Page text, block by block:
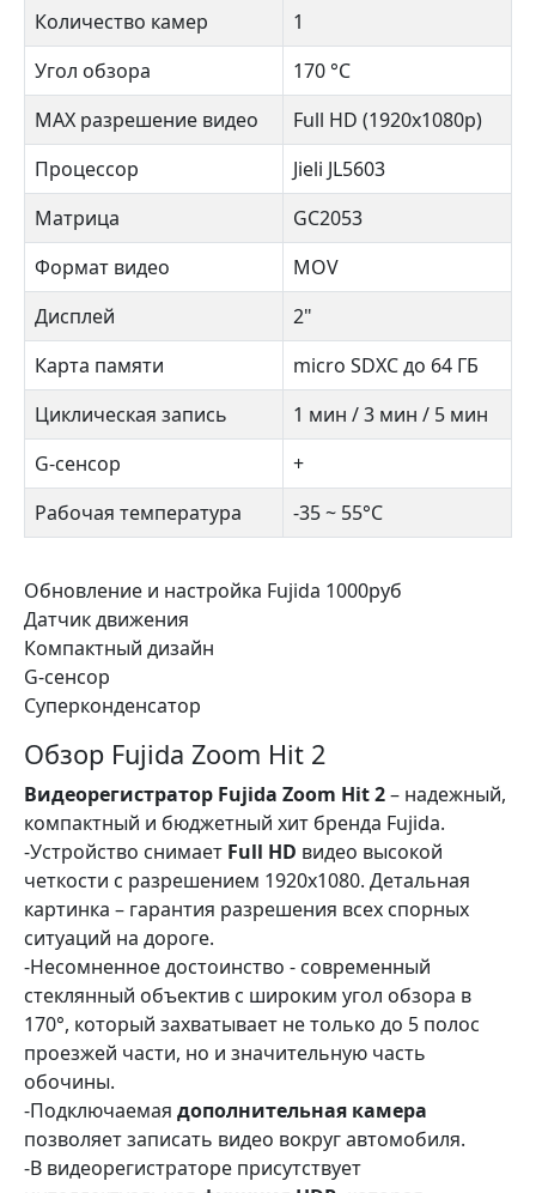
Количество камер
1
Угол обзора
170 °С
MAX разрешение видео
Full HD (1920х1080р)
Процессор
Jieli JL5603
Матрица
GC2053
Формат видео
MOV
Дисплей
2"
Карта памяти
micro SDXC до 64 ГБ
Циклическая запись
1 мин / 3 мин / 5 мин
G-сенсор
+
Рабочая температура
-35 ~ 55°C
Обновление и настройка Fujida 1000руб
Датчик движения
Компактный дизайн
G-сенсор
Суперконденсатор
Обзор Fujida Zoom Hit 2
Видеорегистратор Fujida Zoom Hit 2– надежный,
компактный и бюджетный хит бренда Fujida.
-Устройство снимает Full HD видео высокой
четкости с разрешением 1920х1080. Детальная
картинка – гарантия разрешения всех спорных
ситуаций на дороге.
-Несомненное достоинство - современный
стеклянный объектив с широким угол обзора в
170°, который захватывает не только до 5 полос
проезжей части, но и значительную часть
обочины.
-Подключаемая дополнительная камера
позволяет записать видео вокруг автомобиля.
-В видеорегистраторе присутствует